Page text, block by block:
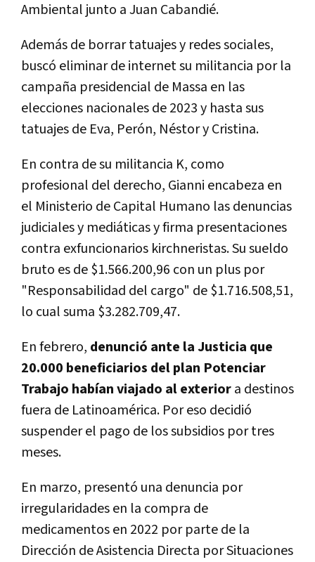
Ambiental junto a Juan Cabandié.
Además de borrar tatuajes y redes sociales,
buscó eliminar de internet su militancia por la
campaña presidencial de Massa en las
elecciones nacionales de 2023 y hasta sus
tatuajes de Eva, Perón, Néstor y Cristina.
En contra de su militancia K, como
profesional del derecho, Gianni encabeza en
el Ministerio de Capital Humano las denuncias
judiciales y mediáticas y firma presentaciones
contra exfuncionarios kirchneristas. Su sueldo
bruto es de $1.566.200,96 con un plus por
"Responsabilidad del cargo" de $1.716.508,51,
lo cual suma $3.282.709,47.
En febrero, denunció ante la Justicia que
20.000 beneficiarios del plan Potenciar
Trabajo habían viajado al exteriora destinos
fuera de Latinoamérica. Por eso decidió
suspender el pago de los subsidios por tres
meses.
En marzo, presentó una denuncia por
irregularidades en la compra de
medicamentos en 2022 por parte de la
Dirección de Asistencia Directa por Situaciones